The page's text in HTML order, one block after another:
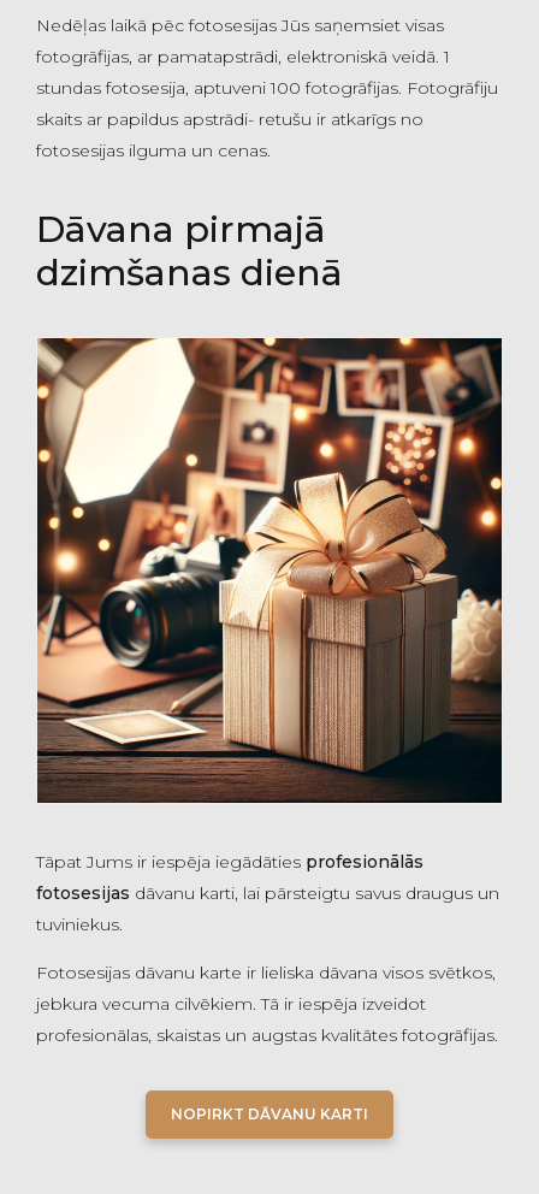
Nedēļas laikā pēc fotosesijas Jūs saņemsiet visas
fotogrāfijas, ar pamatapstrādi, elektroniskā veidā. 1
stundas fotosesija, aptuveni 100 fotogrāfijas. Fotogrāfiju
skaits ar papildus apstrādi- retušu ir atkarīgs no
fotosesijas ilguma un cenas.
Dāvana pirmajā
dzimšanas dienā
Tāpat Jums ir iespēja iegādāties profesionālās
fotosesijas dāvanu karti, lai pārsteigtu savus draugus un
tuviniekus.
Fotosesijas dāvanu karte ir lieliska dāvana visos svētkos,
jebkura vecuma cilvēkiem. Tā ir iespēja izveidot
profesionālas, skaistas un augstas kvalitātes fotogrāfijas.
NOPIRKT DĀVANU KARTI